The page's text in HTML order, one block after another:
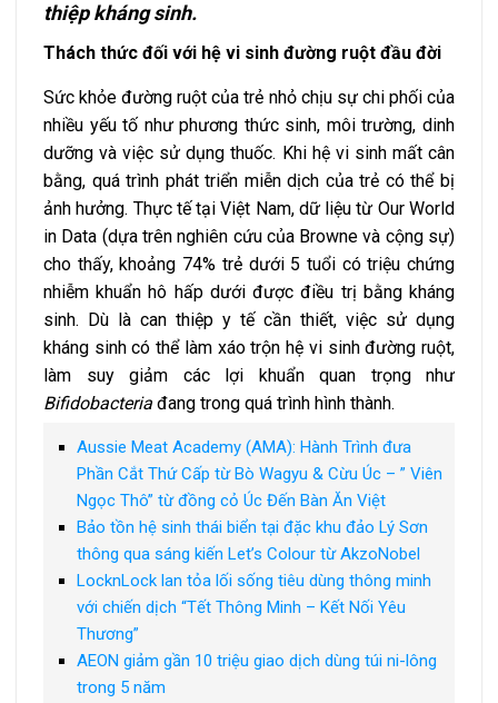
thiệp kháng sinh.
Thách thức đối với hệ vi sinh đường ruột đầu đời
Sức khỏe đường ruột của trẻ nhỏ chịu sự chi phối của
nhiều yếu tố như phương thức sinh, môi trường, dinh
dưỡng và việc sử dụng thuốc. Khi hệ vi sinh mất cân
bằng, quá trình phát triển miễn dịch của trẻ có thể bị
ảnh hưởng. Thực tế tại Việt Nam, dữ liệu từ Our World
in Data (dựa trên nghiên cứu của Browne và cộng sự)
cho thấy, khoảng 74% trẻ dưới 5 tuổi có triệu chứng
nhiễm khuẩn hô hấp dưới được điều trị bằng kháng
sinh. Dù là can thiệp y tế cần thiết, việc sử dụng
kháng sinh có thể làm xáo trộn hệ vi sinh đường ruột,
làm suy giảm các lợi khuẩn quan trọng như
Bifidobacteria đang trong quá trình hình thành.
Aussie Meat Academy (AMA): Hành Trình đưa
Phần Cắt Thứ Cấp từ Bò Wagyu & Cừu Úc – ” Viên
Ngọc Thô” từ đồng cỏ Úc Đến Bàn Ăn Việt
Bảo tồn hệ sinh thái biển tại đặc khu đảo Lý Sơn
thông qua sáng kiến Let’s Colour từ AkzoNobel
LocknLock lan tỏa lối sống tiêu dùng thông minh
với chiến dịch “Tết Thông Minh – Kết Nối Yêu
Thương”
AEON giảm gần 10 triệu giao dịch dùng túi ni-lông
trong 5 năm